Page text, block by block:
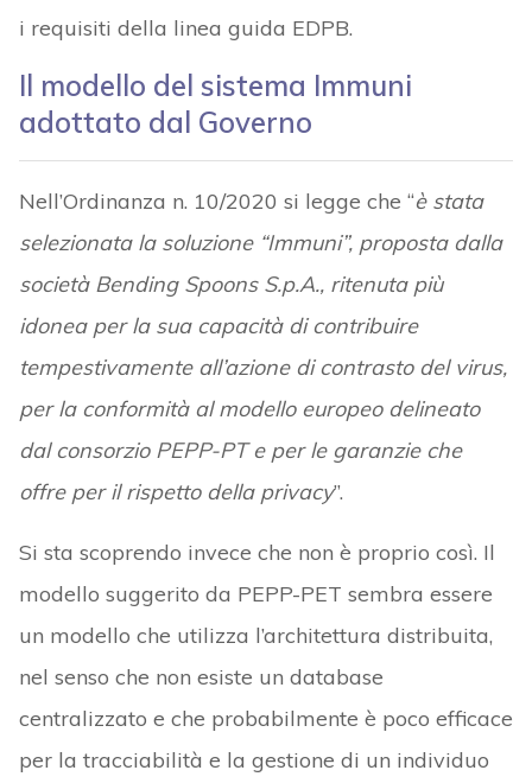
i requisiti della linea guida EDPB.
Il modello del sistema Immuni
adottato dal Governo
Nell’Ordinanza n. 10/2020 si legge che “è stata
selezionata la soluzione “Immuni”, proposta dalla
società Bending Spoons S.p.A., ritenuta più
idonea per la sua capacità di contribuire
tempestivamente all’azione di contrasto del virus,
per la conformità al modello europeo delineato
dal consorzio PEPP-PT e per le garanzie che
offre per il rispetto della privacy”.
Si sta scoprendo invece che non è proprio così. Il
modello suggerito da PEPP-PET sembra essere
un modello che utilizza l’architettura distribuita,
nel senso che non esiste un database
centralizzato e che probabilmente è poco efficace
per la tracciabilità e la gestione di un individuo